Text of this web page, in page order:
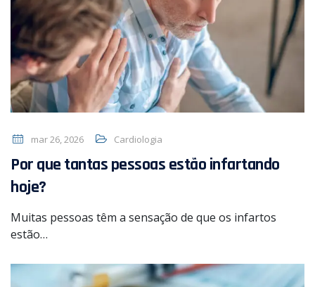
mar 26, 2026 Cardiologia
Por que tantas pessoas estão infartando
hoje?
Muitas pessoas têm a sensação de que os infartos
estão…